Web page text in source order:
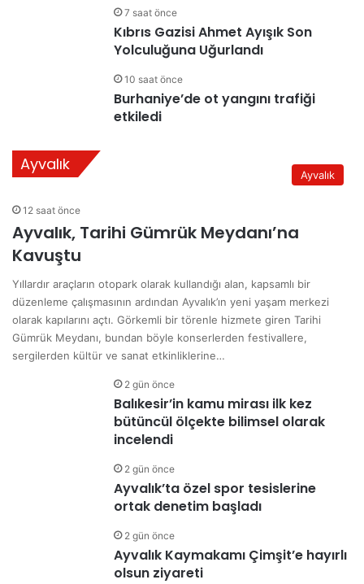
7 saat önce
Kıbrıs Gazisi Ahmet Ayışık Son
Yolculuğuna Uğurlandı
10 saat önce
Burhaniye’de ot yangını trafiği
etkiledi
Ayvalık
Ayvalık
12 saat önce
Ayvalık, Tarihi Gümrük Meydanı’na
Kavuştu
Yıllardır araçların otopark olarak kullandığı alan, kapsamlı bir
düzenleme çalışmasının ardından Ayvalık’ın yeni yaşam merkezi
olarak kapılarını açtı. Görkemli bir törenle hizmete giren Tarihi
Gümrük Meydanı, bundan böyle konserlerden festivallere,
sergilerden kültür ve sanat etkinliklerine…
2 gün önce
Balıkesir’in kamu mirası ilk kez
bütüncül ölçekte bilimsel olarak
incelendi
2 gün önce
Ayvalık’ta özel spor tesislerine
ortak denetim başladı
2 gün önce
Ayvalık Kaymakamı Çimşit’e hayırlı
olsun ziyareti